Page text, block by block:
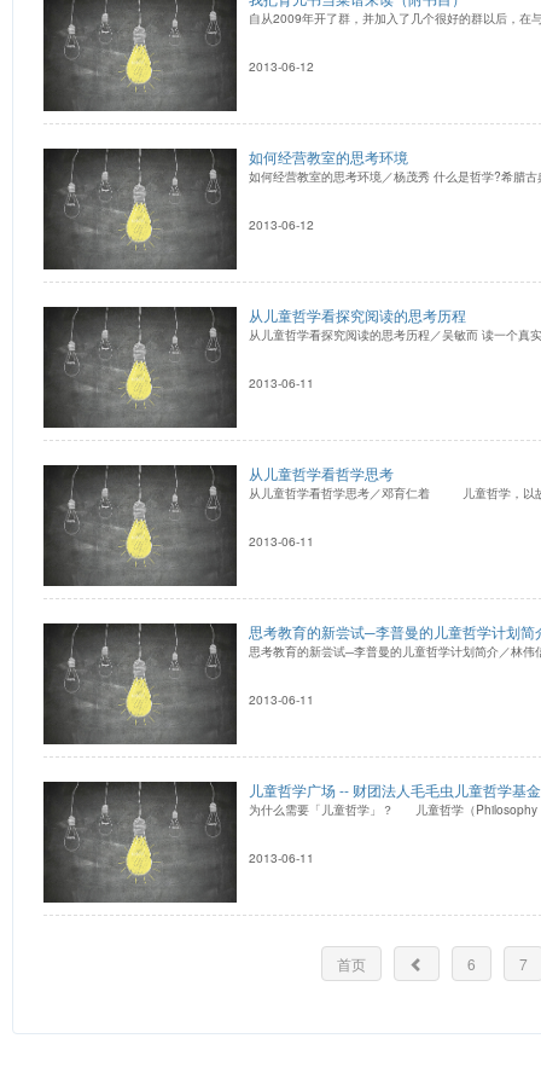
自从2009年开了群，并加入了几个很好的群以后，在
2013-06-12
如何经营教室的思考环境
如何经营教室的思考环境／杨茂秀 什么是哲学?希腊
2013-06-12
从儿童哲学看探究阅读的思考历程
从儿童哲学看探究阅读的思考历程／吴敏而 读一个真
2013-06-11
从儿童哲学看哲学思考
从儿童哲学看哲学思考／邓育仁着 儿童哲学，以
2013-06-11
思考教育的新尝试─李普曼的儿童哲学计划简
思考教育的新尝试─李普曼的儿童哲学计划简介／林
2013-06-11
儿童哲学广场 -- 财团法人毛毛虫儿童哲学基
为什么需要「儿童哲学」？ 儿童哲学（Philosophy
2013-06-11
首页 6 7